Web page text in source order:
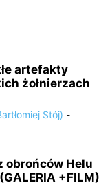
artefakty
żołnierzach
Stój) -
obrońców Helu
+FILM)